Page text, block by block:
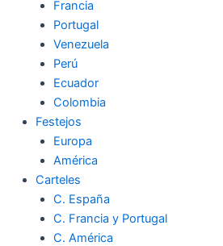
Francia
Portugal
Venezuela
Perú
Ecuador
Colombia
Festejos
Europa
América
Carteles
C. España
C. Francia y Portugal
C. América